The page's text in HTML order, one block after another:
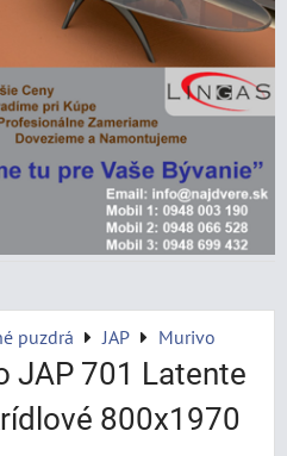
puzdrá JAP Murivo
JAP 701 Latente
800x1970